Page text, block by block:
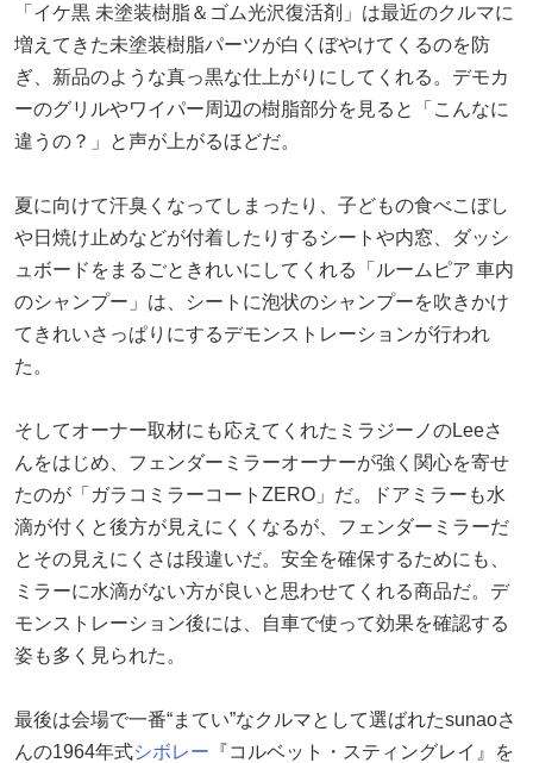
「イケ黒 未塗装樹脂＆ゴム光沢復活剤」は最近のクルマに
増えてきた未塗装樹脂パーツが白くぼやけてくるのを防
ぎ、新品のような真っ黒な仕上がりにしてくれる。デモカ
ーのグリルやワイパー周辺の樹脂部分を見ると「こんなに
違うの？」と声が上がるほどだ。
夏に向けて汗臭くなってしまったり、子どもの食べこぼし
や日焼け止めなどが付着したりするシートや内窓、ダッシ
ュボードをまるごときれいにしてくれる「ルームピア 車内
のシャンプー」は、シートに泡状のシャンプーを吹きかけ
てきれいさっぱりにするデモンストレーションが行われ
た。
そしてオーナー取材にも応えてくれたミラジーノのLeeさ
んをはじめ、フェンダーミラーオーナーが強く関心を寄せ
たのが「ガラコミラーコートZERO」だ。ドアミラーも水
滴が付くと後方が見えにくくなるが、フェンダーミラーだ
とその見えにくさは段違いだ。安全を確保するためにも、
ミラーに水滴がない方が良いと思わせてくれる商品だ。デ
モンストレーション後には、自車で使って効果を確認する
姿も多く見られた。
最後は会場で一番“まてい”なクルマとして選ばれたsunaoさ
んの1964年式シボレー 『コルベット・スティングレイ』を